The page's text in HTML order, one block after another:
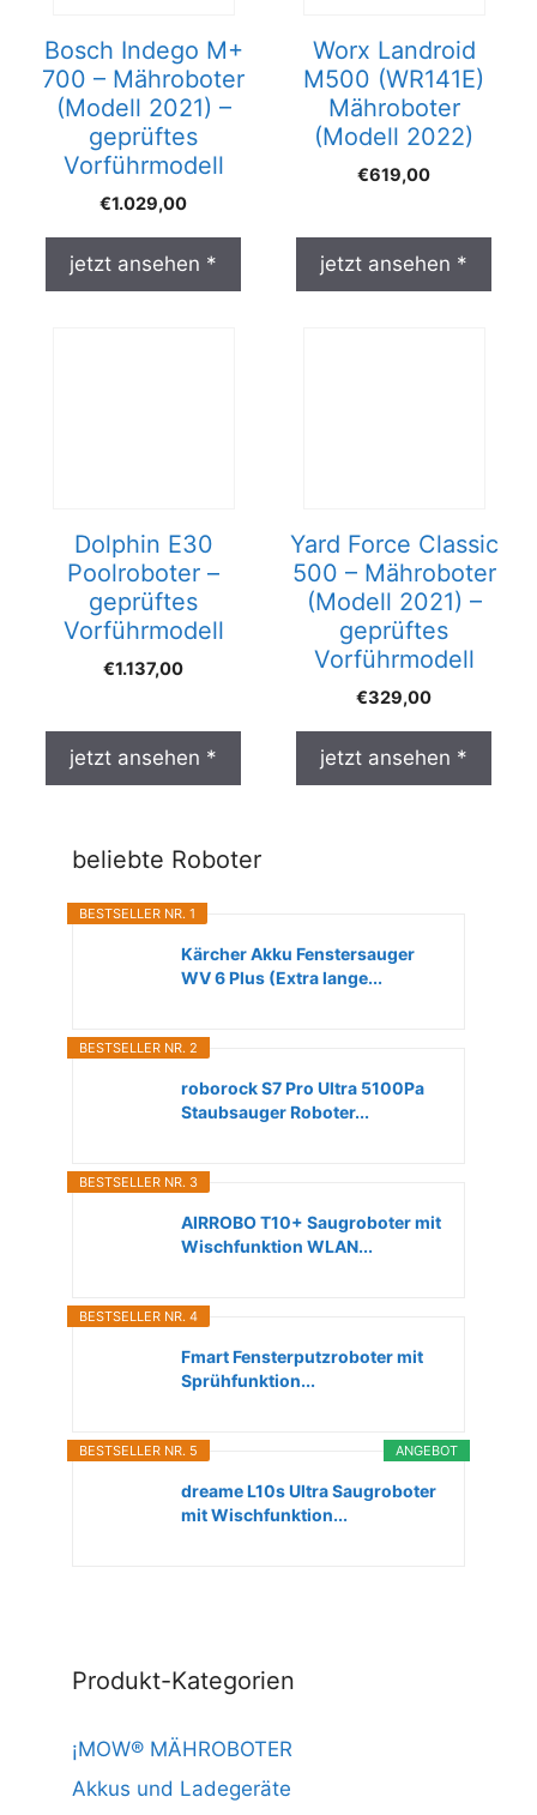
Bosch Indego M+
700 – Mähroboter
(Modell 2021) –
geprüftes
Vorführmodell
€1.029,00
jetzt ansehen *
Worx Landroid
M500 (WR141E)
Mähroboter
(Modell 2022)
€619,00
jetzt ansehen *
Dolphin E30
Poolroboter –
geprüftes
Vorführmodell
€1.137,00
jetzt ansehen *
Yard Force Classic
500 – Mähroboter
(Modell 2021) –
geprüftes
Vorführmodell
€329,00
jetzt ansehen *
beliebte Roboter
BESTSELLER NR. 1
Kärcher Akku Fenstersauger
WV 6 Plus (Extra lange...
BESTSELLER NR. 2
roborock S7 Pro Ultra 5100Pa
Staubsauger Roboter...
BESTSELLER NR. 3
AIRROBO T10+ Saugroboter mit
Wischfunktion WLAN...
BESTSELLER NR. 4
Fmart Fensterputzroboter mit
Sprühfunktion...
ANGEBOT
BESTSELLER NR. 5
dreame L10s Ultra Saugroboter
mit Wischfunktion...
Produkt-Kategorien
¡MOW® MÄHROBOTER
Akkus und Ladegeräte